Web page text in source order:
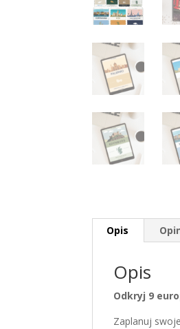
Opis
Opis
Odkryj 9
Zaplanuj